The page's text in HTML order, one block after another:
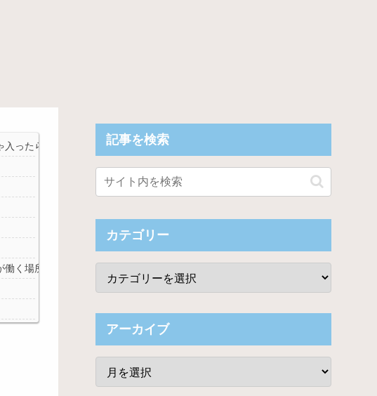
ったらダメです」
く場所を決める時代に転機
記事を検索
カテゴリー
アーカイブ